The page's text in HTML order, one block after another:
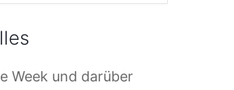
Week und darüber